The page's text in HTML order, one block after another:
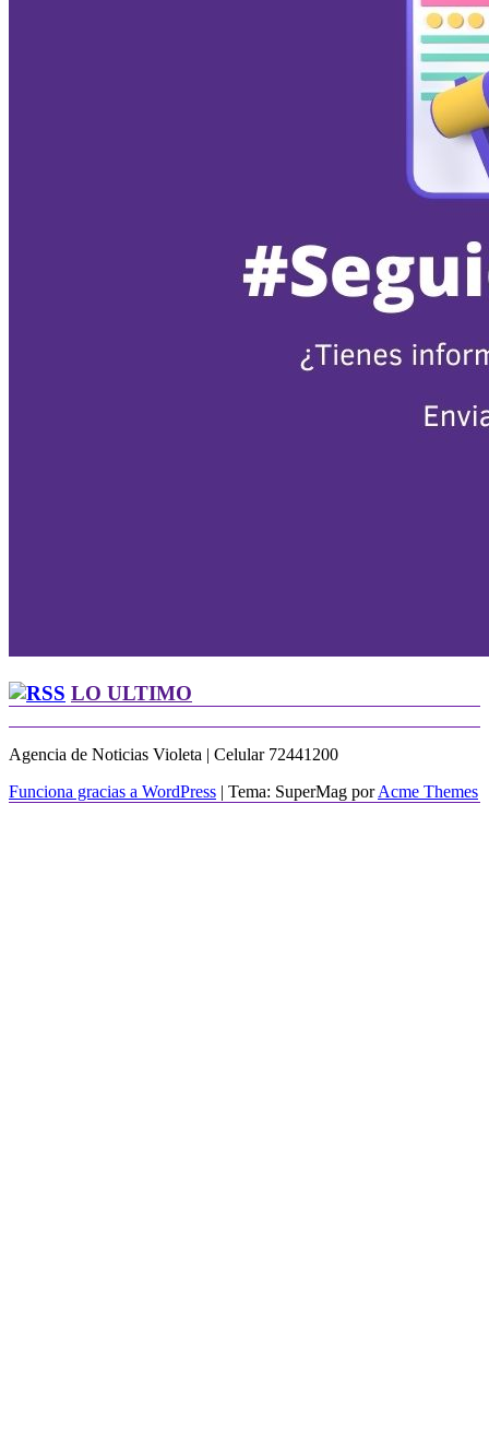
LO ULTIMO
Agencia de Noticias Violeta | Celular 72441200
Funciona gracias a WordPress | Tema: SuperMag porAcme Themes